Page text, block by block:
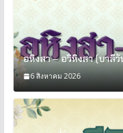
อหิงสา – อวิหิงสา (บาลีวั
6 สิงหาคม 2026